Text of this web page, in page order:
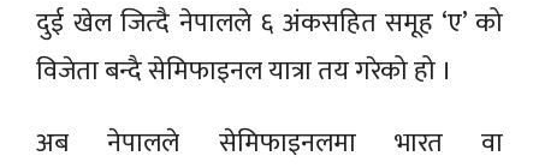
दुई खेल जित्दै नेपालले ६ अंकसहित समूह ‘ए’ को
विजेता बन्दै सेमिफाइनल यात्रा तय गरेको हो ।
अब नेपालले सेमिफाइनलमा भारत वा